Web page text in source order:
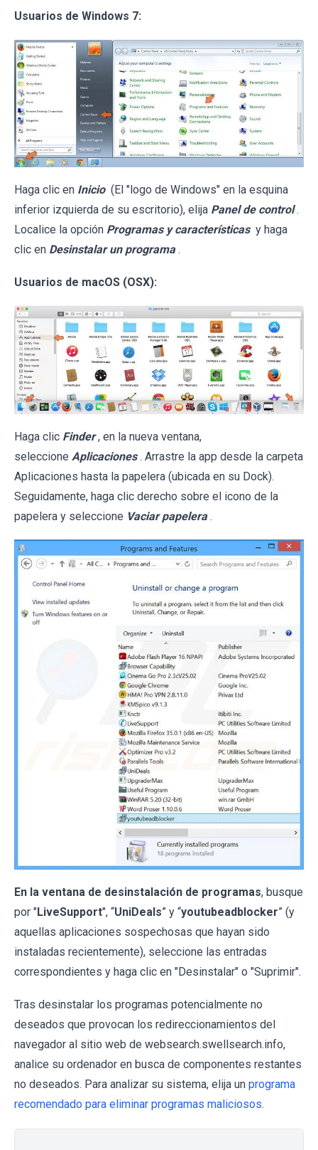
Usuarios de Windows 7:
Haga clic en Inicio (El "logo de Windows" en la esquina
inferior izquierda de su escritorio), elija Panel de control .
Localice la opción Programas y características y haga
clic en Desinstalar un programa .
Usuarios de macOS (OSX):
Haga clic Finder , en la nueva ventana,
seleccione Aplicaciones . Arrastre la app desde la carpeta
Aplicaciones hasta la papelera (ubicada en su Dock).
Seguidamente, haga clic derecho sobre el icono de la
papelera y seleccione Vaciar papelera .
En la ventana de desinstalación de programas, busque
por "LiveSupport", “UniDeals” y “youtubeadblocker” (y
aquellas aplicaciones sospechosas que hayan sido
instaladas recientemente), seleccione las entradas
correspondientes y haga clic en "Desinstalar" o "Suprimir".
Tras desinstalar los programas potencialmente no
deseados que provocan los redireccionamientos del
navegador al sitio web de websearch.swellsearch.info,
analice su ordenador en busca de componentes restantes
no deseados. Para analizar su sistema, elija un programa
recomendado para eliminar programas maliciosos.